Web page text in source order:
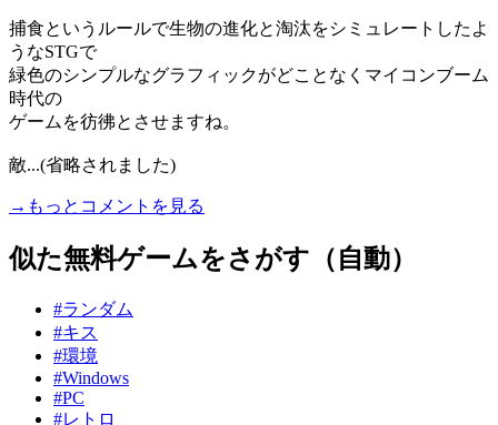
捕食というルールで生物の進化と淘汰をシミュレートしたよ
うなSTGで
緑色のシンプルなグラフィックがどことなくマイコンブーム
時代の
ゲームを彷彿とさせますね。
敵...(省略されました)
→もっとコメントを見る
似た無料ゲームをさがす（自動）
#ランダム
#キス
#環境
#Windows
#PC
#レトロ